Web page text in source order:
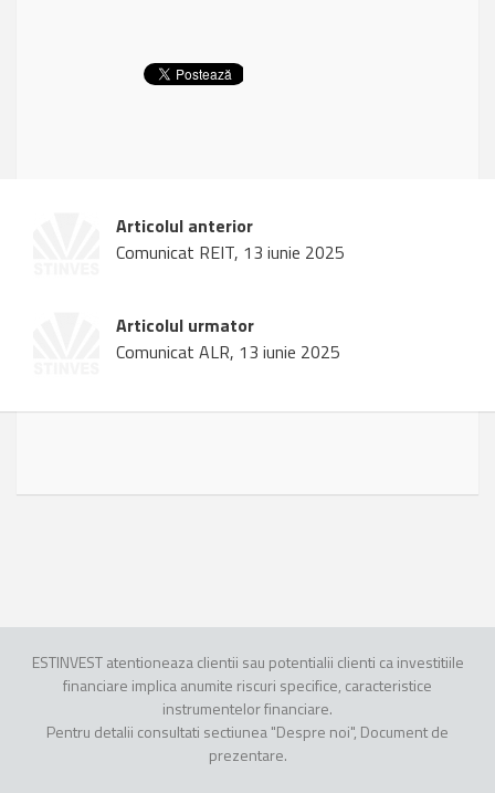
Articolul anterior
Comunicat REIT, 13 iunie 2025
Articolul urmator
Comunicat ALR, 13 iunie 2025
ESTINVEST atentioneaza clientii sau potentialii clienti ca investitiile
financiare implica anumite riscuri specifice, caracteristice
instrumentelor financiare.
Pentru detalii consultati sectiunea "Despre noi", Document de
prezentare.